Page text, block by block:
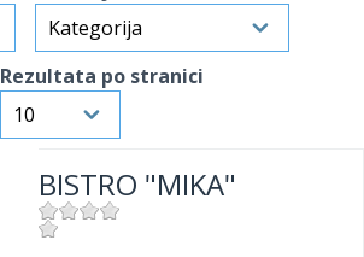
Rezultata po stranici
BISTRO "MIKA"